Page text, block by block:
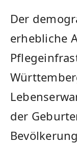
Der
erhebliche⁤
der